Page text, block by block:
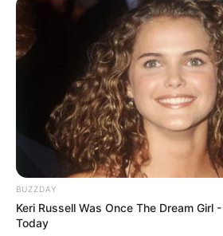
BUZZDAY
Keri Russell Was Once The Dream Girl
Today